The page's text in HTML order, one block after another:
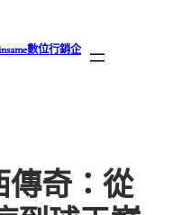
數位行銷企
傳奇：從